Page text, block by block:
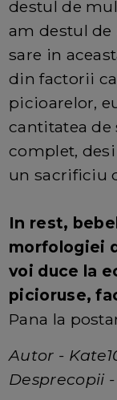
destul de
am destul de
sare in
din factorii
picioarelor,
cantitatea de
complet,
un sacrificiu
In rest,
morfologiei
voi duce la
picioruse,
Pana la
Autor -
Desprecopii -